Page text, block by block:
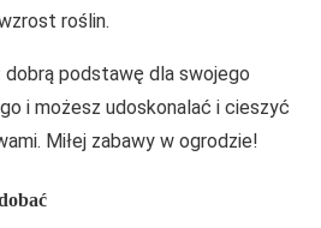
roślin.
dobrą podstawę dla swojego
i możesz udoskonalać i cieszyć
Miłej zabawy w ogrodzie!